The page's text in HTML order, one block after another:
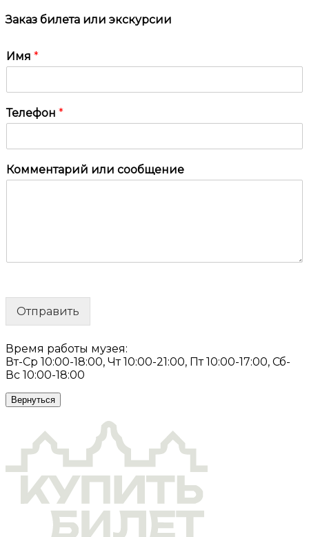
Заказ билета или экскурсии
Имя *
Телефон *
Комментарий или сообщение
Отправить
Время работы музея:
Вт-Ср 10:00-18:00, Чт 10:00-21:00, Пт 10:00-17:00, Сб-
Вс 10:00-18:00
Вернуться